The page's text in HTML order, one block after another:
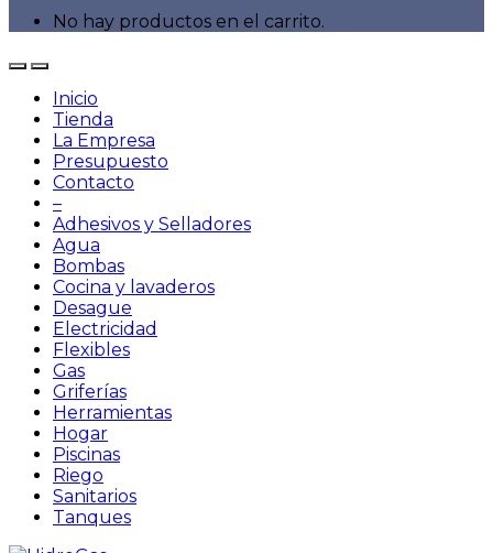
No hay productos en el carrito.
Inicio
Tienda
La Empresa
Presupuesto
Contacto
–
Adhesivos y Selladores
Agua
Bombas
Cocina y lavaderos
Desague
Electricidad
Flexibles
Gas
Griferías
Herramientas
Hogar
Piscinas
Riego
Sanitarios
Tanques